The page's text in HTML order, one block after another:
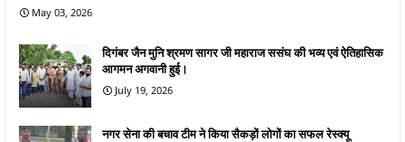
May 03, 2026
दिगंबर जैन मुनि श्रमण सागर जी महाराज ससंघ की भव्य एवं ऐतिहासिक
आगमन अगवानी हुई।
July 19, 2026
नगर सेना की बचाव टीम ने किया सैकड़ों लोगों का सफल रेस्क्यू